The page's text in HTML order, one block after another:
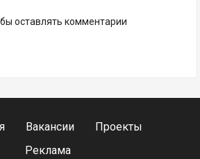
оставлять комментарии
Вакансии
Проекты
Реклама